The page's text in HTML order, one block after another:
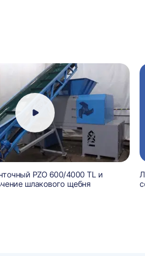
PZO 600/4000 TL и
шлакового щебня